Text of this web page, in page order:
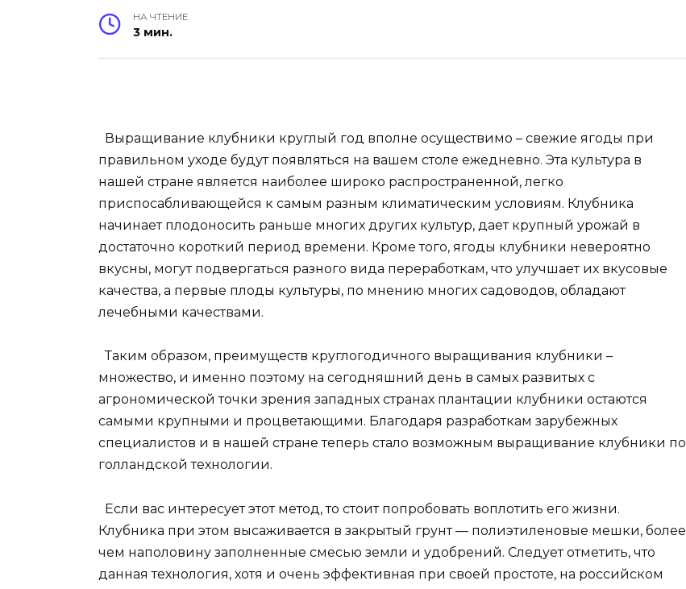
НА ЧТЕНИЕ
3 мин.
Выращивание клубники круглый год вполне осуществимо – свежие ягоды при
правильном уходе будут появляться на вашем столе ежедневно. Эта культура в
нашей стране является наиболее широко распространенной, легко
приспосабливающейся к самым разным климатическим условиям. Клубника
начинает плодоносить раньше многих других культур, дает крупный урожай в
достаточно короткий период времени. Кроме того, ягоды клубники невероятно
вкусны, могут подвергаться разного вида переработкам, что улучшает их вкусовые
качества, а первые плоды культуры, по мнению многих садоводов, обладают
лечебными качествами.
Таким образом, преимуществ круглогодичного выращивания клубники –
множество, и именно поэтому на сегодняшний день в самых развитых с
агрономической точки зрения западных странах плантации клубники остаются
самыми крупными и процветающими. Благодаря разработкам зарубежных
специалистов и в нашей стране теперь стало возможным выращивание клубники по
голландской технологии.
Если вас интересует этот метод, то стоит попробовать воплотить его жизни.
Клубника при этом высаживается в закрытый грунт — полиэтиленовые мешки, более
чем наполовину заполненные смесью земли и удобрений. Следует отметить, что
данная технология, хотя и очень эффективная при своей простоте, на российском